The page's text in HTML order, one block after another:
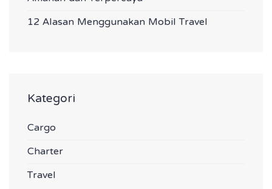
12 Alasan Menggunakan Mobil Travel
Kategori
Cargo
Charter
Travel